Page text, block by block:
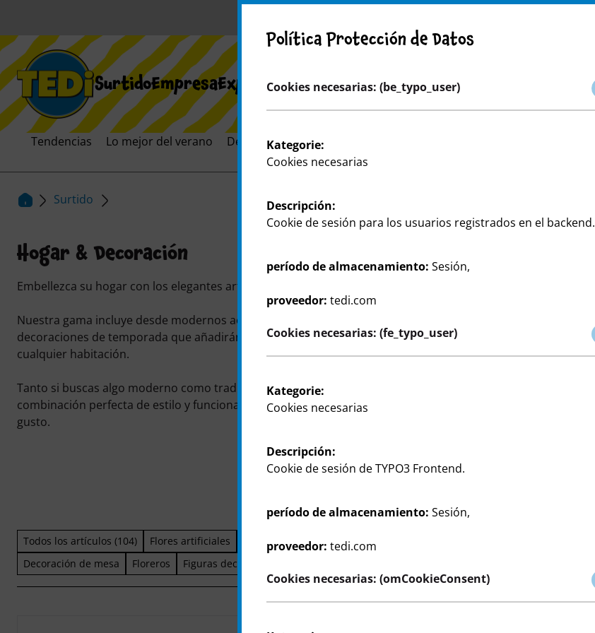
SurtidoEmpresaExpansiónCarrera profesional
Tendencias Lo mejor del verano Destacados El Mundo de las marcas
Surtido
Hogar & Decoración
Embellezca su hogar con los elegantes artículos de decoración de TEDi.
Nuestra gama incluye desde modernos accesorios para el hogar hasta
decoraciones de temporada que añadirán un ambiente cálido y acogedor a
cualquier habitación.
Tanto si buscas algo moderno como tradicional, nuestros productos ofrecen la
combinación perfecta de estilo y funcionalidad para personalizar tu hogar a tu
gusto.
Todos los artículos (104) Flores artificiales Conserva Marco para cuadros
Decoración de mesa
Floreros Figuras decorativas
Política Protección de Datos
Cookies necesarias: (be_typo_user)
Kategorie:
Cookies necesarias
Descripción:
Cookie de sesión para los usuarios registrados en el backend.
período de almacenamiento: Sesión,
proveedor: tedi.com
Cookies necesarias: (fe_typo_user)
Kategorie:
Cookies necesarias
Descripción:
Cookie de sesión de TYPO3 Frontend.
período de almacenamiento: Sesión,
proveedor: tedi.com
Cookies necesarias: (omCookieConsent)